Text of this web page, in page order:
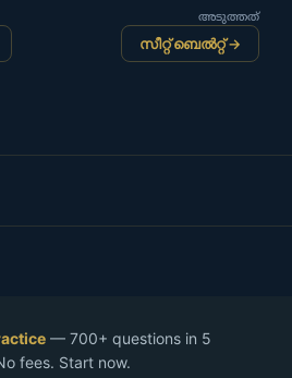
അടുത്തത്
സീറ്റ് ബെൽറ്റ് →
— 700+ questions in 5
fees. Start now.